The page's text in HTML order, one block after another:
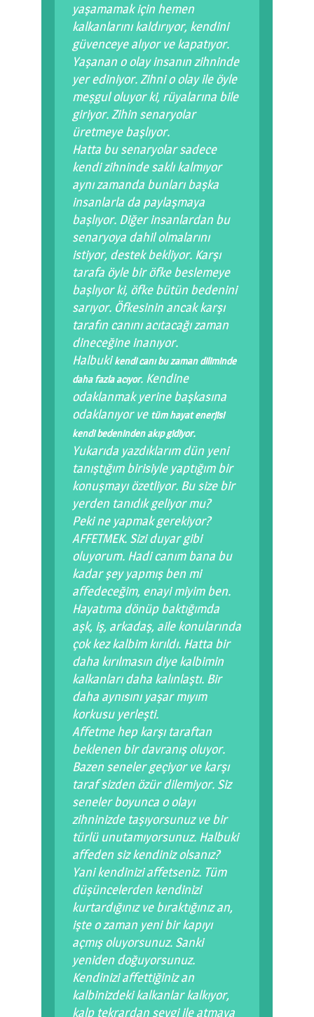
yaşamamak için hemen
kalkanlarını kaldırıyor, kendini
güvenceye alıyor ve kapatıyor.
Yaşanan o olay insanın zihninde
yer ediniyor. Zihni o olay ile öyle
meşgul oluyor ki, rüyalarına bile
giriyor. Zihin senaryolar
üretmeye başlıyor.
Hatta bu senaryolar sadece
kendi zihninde saklı kalmıyor
aynı zamanda bunları başka
insanlarla da paylaşmaya
başlıyor. Diğer insanlardan bu
senaryoya dahil olmalarını
istiyor, destek bekliyor. Karşı
tarafa öyle bir öfke beslemeye
başlıyor ki, öfke bütün bedenini
sarıyor. Öfkesinin ancak karşı
tarafın canını acıtacağı zaman
dineceğine inanıyor.
Halbukikendi canı bu zaman diliminde
daha fazla acıyor. Kendine
odaklanmak yerine başkasına
odaklanıyor ve tüm hayat enerjisi
kendi bedeninden akıp gidiyor.
Yukarıda yazdıklarım dün yeni
tanıştığım birisiyle yaptığım bir
konuşmayı özetliyor. Bu size bir
yerden tanıdık geliyor mu?
Peki ne yapmak gerekiyor?
AFFETMEK. Sizi duyar gibi
oluyorum. Hadi canım bana bu
kadar şey yapmış ben mi
affedeceğim, enayi miyim ben.
Hayatıma dönüp baktığımda
aşk, iş, arkadaş, aile konularında
çok kez kalbim kırıldı. Hatta bir
daha kırılmasın diye kalbimin
kalkanları daha kalınlaştı. Bir
daha aynısını yaşar mıyım
korkusu yerleşti.
Affetme hep karşı taraftan
beklenen bir davranış oluyor.
Bazen seneler geçiyor ve karşı
taraf sizden özür dilemiyor. Siz
seneler boyunca o olayı
zihninizde taşıyorsunuz ve bir
türlü unutamıyorsunuz. Halbuki
affeden siz kendiniz olsanız?
Yani kendinizi affetseniz. Tüm
düşüncelerden kendinizi
kurtardığınız ve bıraktığınız an,
işte o zaman yeni bir kapıyı
açmış oluyorsunuz. Sanki
yeniden doğuyorsunuz.
Kendinizi affettiğiniz an
kalbinizdeki kalkanlar kalkıyor,
kalp tekrardan sevgi ile atmaya